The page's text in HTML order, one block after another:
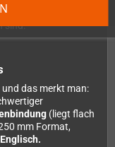
für alle, die mit
sind.
das merkt man:
(liegt flach
mm Format,